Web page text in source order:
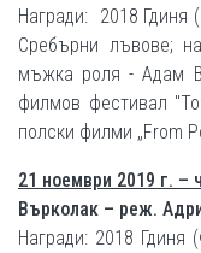
Награди: 2018 Гдиня
Сребърни лъвове;
мъжка роля - Адам
филмов фестивал
полски филми „From
21 ноември 2019 г. –
Върколак – реж.
Награди: 2018 Гдиня